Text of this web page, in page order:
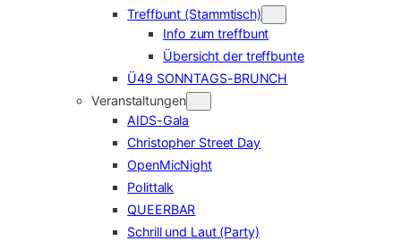
Treffbunt (Stammtisch)
Info zum treffbunt
Übersicht der treffbunte
Ü49 SONNTAGS-BRUNCH
Veranstaltungen
AIDS-Gala
Christopher Street Day
OpenMicNight
Polittalk
QUEERBAR
Schrill und Laut (Party)